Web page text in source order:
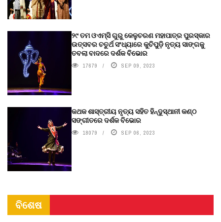
୨୯ ତମ ଓଏମ୍‌ସି ଗୁରୁ କେଳୁଚରଣ ମହାପାତ୍ର ପୁରସ୍କାର
ଉତ୍ସବର ଚତୁର୍ଥ ସଂଧ୍ୟାରେ କୁଚିପୁଡ଼ି ନୃତ୍ୟ ସାଙ୍ଗକୁ
ତବଲା ବାଦରେ ଦର୍ଶକ ବିଭୋର
17679 SEP 09, 2023
କଥକ ଶାସ୍ତ୍ରୀୟ ନୃତ୍ୟ ସହିତ ହିନ୍ଦୁସ୍ଥାନୀ କଣ୍ଠ
ସଙ୍ଗୀତରେ ଦର୍ଶକ ବିଭୋର
18079 SEP 06, 2023
ବିଶେଷ